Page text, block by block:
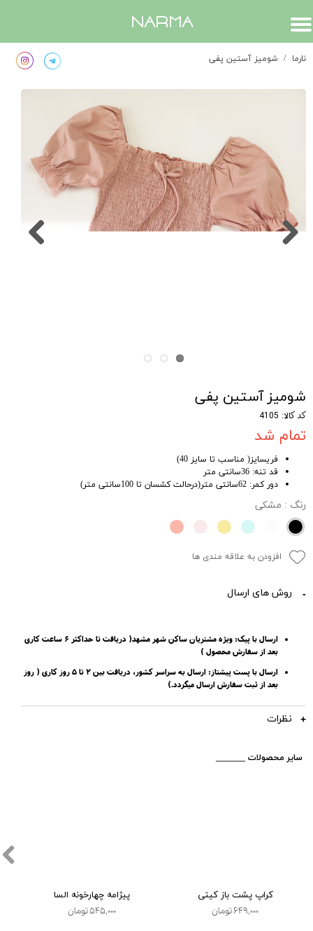
​narma
نارما شومیز آستین پفی
شومیز آستین پفی
کد کالا: 4105
تمام شد
فریسایز( مناسب تا سایز 40)
قد تنه: 36سانتی متر
دور کمر: 62سانتی متر(درحالت کشسان تا 100سانتی متر)
رنگ : مشکی
افزودن به علاقه مندی ها
روش های ارسال
ارسال با پیک: ویژه مشتریان ساکن شهر مشهد( دریافت تا حداکثر 6 ساعت کاری
بعد از سفارش محصول )
ارسال با پست پیشتاز: ارسال به سراسر کشور، دریافت بین 2 تا 5 روز کاری ( روز
بعد از ثبت سفارش ارسال میگردد.)
نظرات
پیژامه چهارخونه السا
۵۴۵,۰۰۰ تومان
کراپ پشت باز کیتی
۶۴۹,۰۰۰ تومان
​_______ سایر محصولات